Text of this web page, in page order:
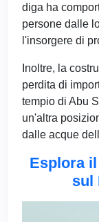
diga ha
persone dalle
l'insorgere di
Inoltre, la
perdita di
tempio di Abu
un'altra
dalle acque
Esplora
sul